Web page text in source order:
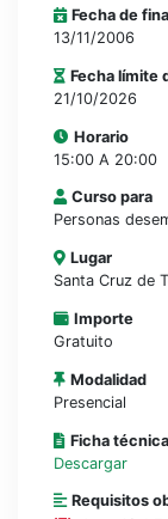
Fecha de
13/11/2006
Fecha límite
21/10/2026
Horario
15:00 A 20:00
Curso para
Personas
Lugar
Santa Cruz de
Importe
Gratuito
Modalidad
Presencial
Ficha técnica
Descargar
Requisitos